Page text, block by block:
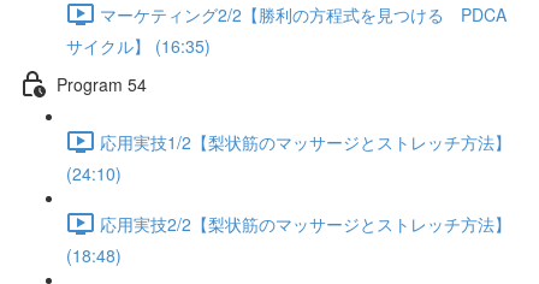
マーケティング2/2【勝利の方程式を見つける PDCA
サイクル】 (16:35)
Program 54
応用実技1/2【梨状筋のマッサージとストレッチ方法】
(24:10)
応用実技2/2【梨状筋のマッサージとストレッチ方法】
(18:48)